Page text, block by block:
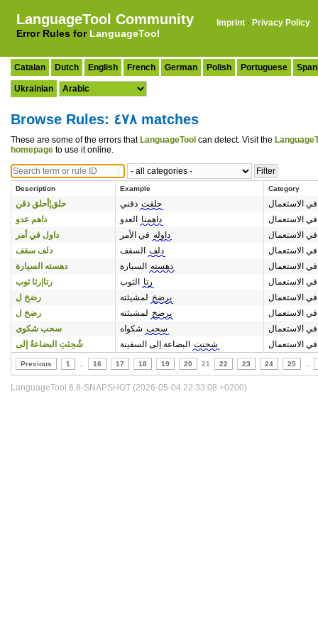
LanguageTool Community
Error Rules for LanguageTool
Imprint · Privacy Policy
Catalan Dutch English French German Polish Portuguese
Ukrainian
Browse Rules: ٤٧٨ matches
These are some of the errors that LanguageTool can detect. Visit the
homepage to use it online.
Description Example Category
حلق¦أحلق ذقن حلقت ذقني
الاستعمال
داهم عدو
داهمنا العدو
الاستعمال
داول في أمر
داوله في الأمر
الاستعمال
دلف سقف
دلف السقف
الاستعمال
دهسته السيارة
دهسته السيارة
الاستعمال
رتا|رثا ثوب
رتا الثوب
الاستعمال
رضخ ل
يرضخ لمشيئته
الاستعمال
رضخ ل
يرضخ لمشيئته
الاستعمال
سحب شكوى
سحب شكواه
الاستعمال
شُحِنَتِ البضاعةُ إلى
شحنت البضاعة إلى السفينة الاستعمال
Previous 1 16 17 18 19 20 21 22 23 24 25
LanguageTool 6.8-SNAPSHOT (2026-05-04 22:33:08 +0200)